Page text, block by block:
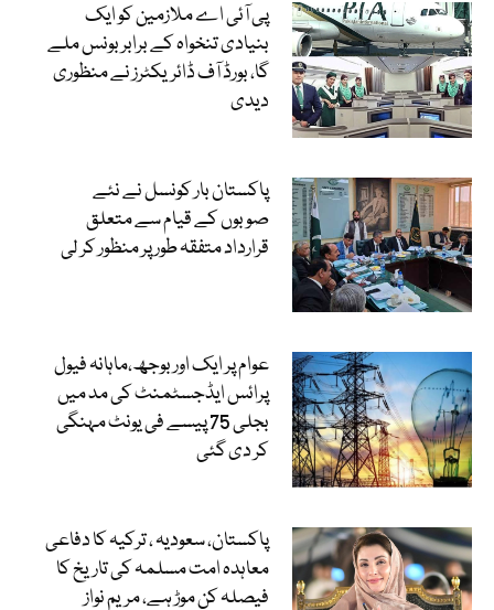
پی آئی اے ملازمین کو ایک
بنیادی تنخواہ کے برابر بونس ملے
گا، بورڈ آف ڈائریکٹرز نے منظوری
دیدی
پاکستان بار کونسل نے نئے
صوبوں کے قیام سے متعلق
قرارداد متفقہ طور پر منظور کر لی
عوام پر ایک اور بوجھ،ماہانہ فیول
پرائس ایڈجسٹمنٹ کی مد میں
بجلی 75 پیسے فی یونٹ مہنگی
کر دی گئی
پاکستان، سعودیہ ، ترکیہ کا دفاعی
معاہدہ امت مسلمہ کی تاریخ کا
فیصلہ کن موڑ ہے، مریم نواز